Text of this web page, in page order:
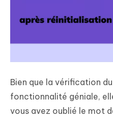
Bien que la vérification
fonctionnalité géniale,
vous avez oublié le mot